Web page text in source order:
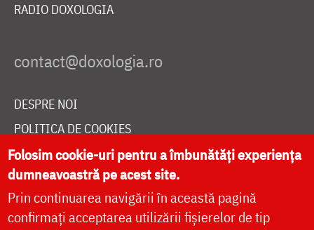
RADIO DOXOLOGIA
DESPRE NOI
POLITICA DE COOKIES
DONEAZĂ ONLINE PENTRU CATEDRALA NAȚIONALĂ
LIVE
Folosim cookie-uri pentru a îmbunătăți experiența
dumneavoastră pe acest site.
Prin continuarea navigării în această pagină
confirmați acceptarea utilizării fișierelor de tip